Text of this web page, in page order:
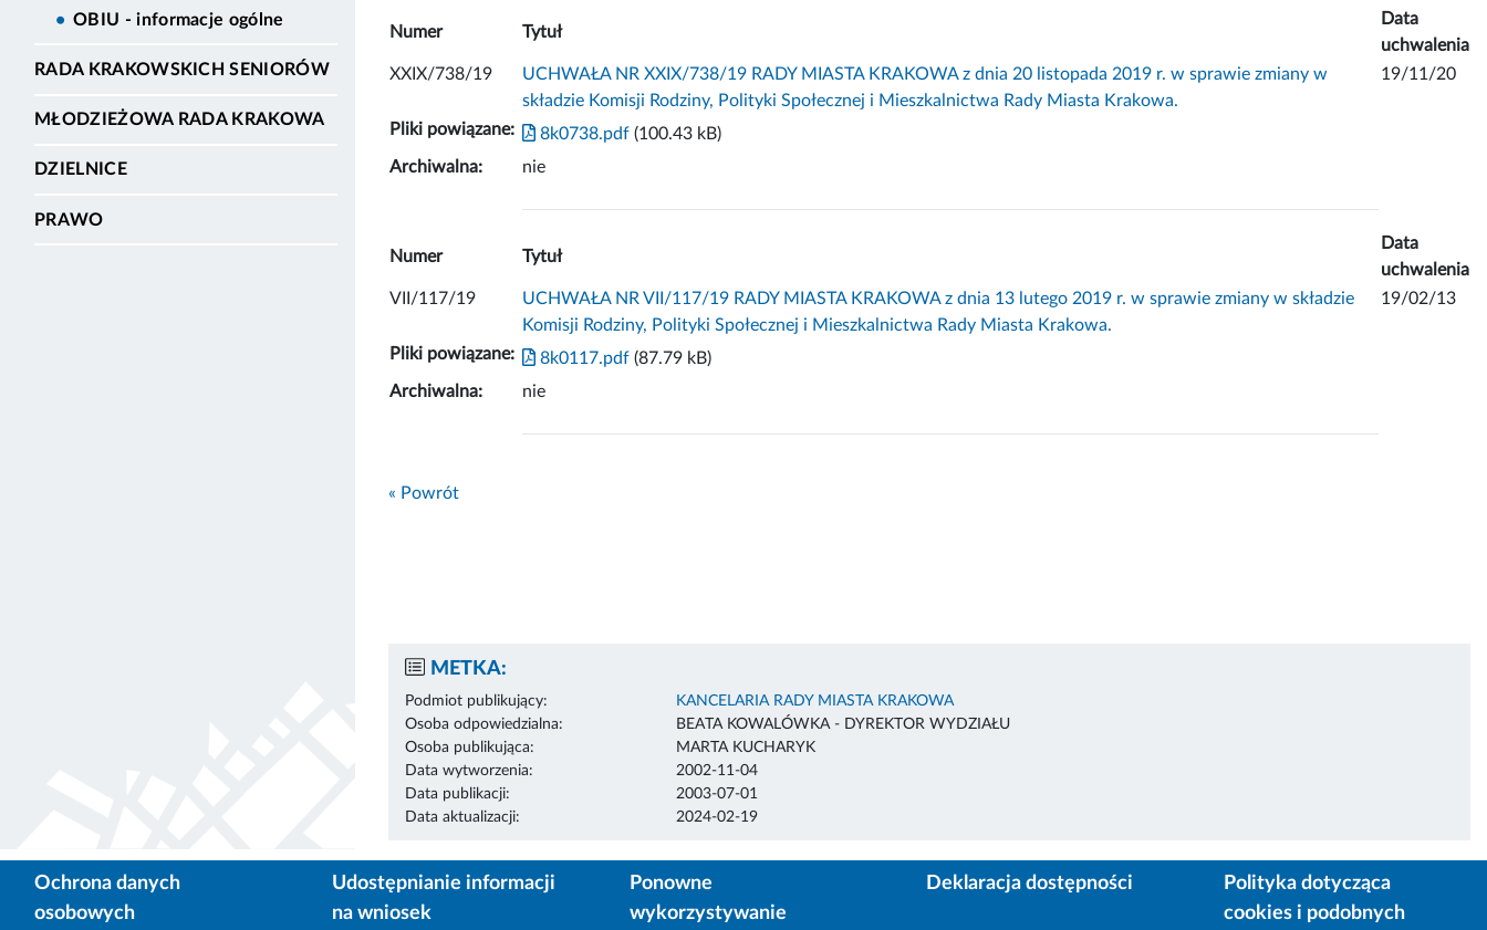
OBIU - informacje ogólne
RADA KRAKOWSKICH SENIORÓW
MŁODZIEŻOWA RADA KRAKOWA
DZIELNICE
PRAWO
Numer Tytuł
Data
uchwalenia
XXIX/738/19
UCHWAŁA NR XXIX/738/19 RADY MIASTA KRAKOWA z dnia 20 listopada 2019 r. w sprawie zmiany w
składzie Komisji Rodziny, Polityki Społecznej i Mieszkalnictwa Rady Miasta Krakowa.
19/11/20
Pliki powiązane: 8k0738.pdf (100.43 kB)
Archiwalna:
nie
Numer Tytuł
Data
uchwalenia
VII/117/19
UCHWAŁA NR VII/117/19 RADY MIASTA KRAKOWA z dnia 13 lutego 2019 r. w sprawie zmiany w składzie
Komisji Rodziny, Polityki Społecznej i Mieszkalnictwa Rady Miasta Krakowa.
19/02/13
Pliki powiązane: 8k0117.pdf (87.79 kB)
Archiwalna:
nie
« Powrót
METKA:
Podmiot publikujący:
KANCELARIA RADY MIASTA KRAKOWA
Osoba odpowiedzialna:
BEATA KOWALÓWKA - DYREKTOR WYDZIAŁU
Osoba publikująca:
MARTA KUCHARYK
Data wytworzenia:
2002-11-04
Data publikacji:
2003-07-01
Data aktualizacji:
2024-02-19
Ochrona danych
osobowych
Udostępnianie informacji
na wniosek
Ponowne
wykorzystywanie
Deklaracja dostępności
Polityka dotycząca
cookies i podobnych